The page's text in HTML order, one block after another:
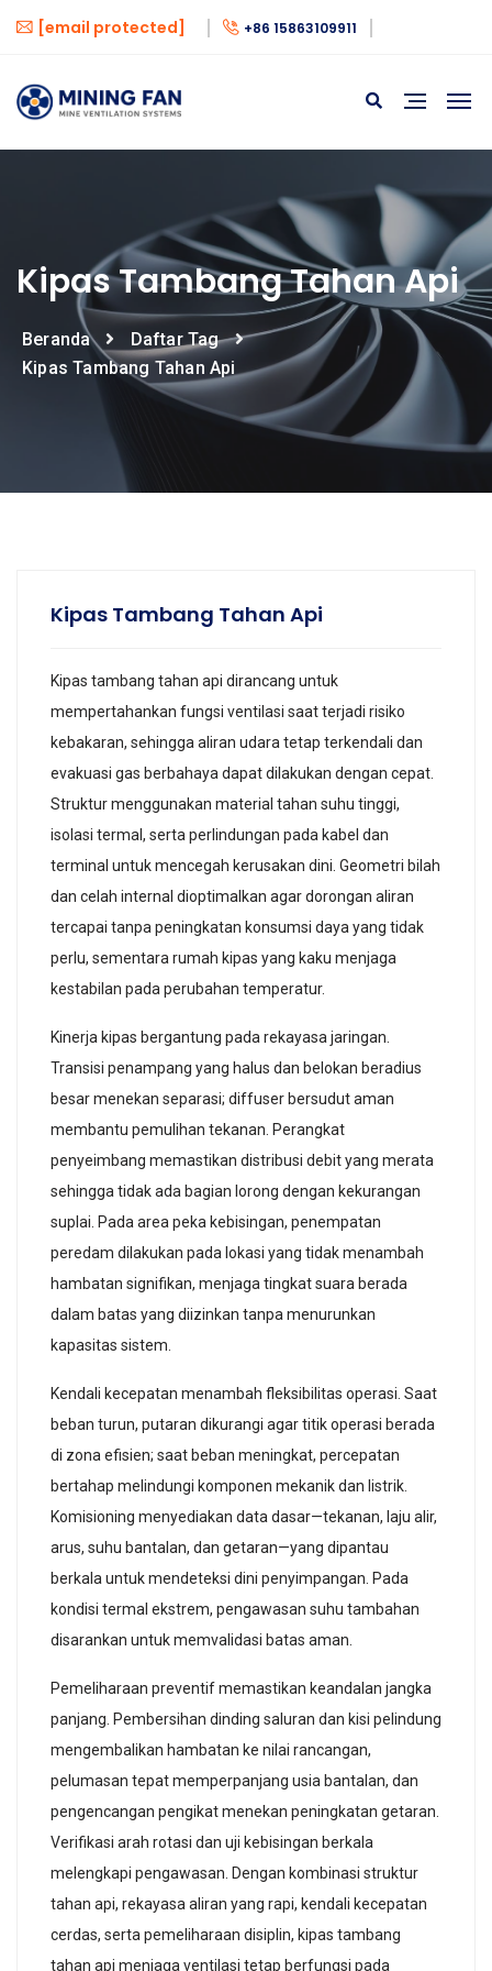
[email protected] +86 15863109911
Kipas Tambang Tahan Api
Beranda
Daftar Tag
Kipas Tambang Tahan Api
Kipas Tambang Tahan Api
Kipas tambang tahan api dirancang untuk
mempertahankan fungsi ventilasi saat terjadi risiko
kebakaran, sehingga aliran udara tetap terkendali dan
evakuasi gas berbahaya dapat dilakukan dengan cepat.
Struktur menggunakan material tahan suhu tinggi,
isolasi termal, serta perlindungan pada kabel dan
terminal untuk mencegah kerusakan dini. Geometri bilah
dan celah internal dioptimalkan agar dorongan aliran
tercapai tanpa peningkatan konsumsi daya yang tidak
perlu, sementara rumah kipas yang kaku menjaga
kestabilan pada perubahan temperatur.
Kinerja kipas bergantung pada rekayasa jaringan.
Transisi penampang yang halus dan belokan beradius
besar menekan separasi; diffuser bersudut aman
membantu pemulihan tekanan. Perangkat
penyeimbang memastikan distribusi debit yang merata
sehingga tidak ada bagian lorong dengan kekurangan
suplai. Pada area peka kebisingan, penempatan
peredam dilakukan pada lokasi yang tidak menambah
hambatan signifikan, menjaga tingkat suara berada
dalam batas yang diizinkan tanpa menurunkan
kapasitas sistem.
Kendali kecepatan menambah fleksibilitas operasi. Saat
beban turun, putaran dikurangi agar titik operasi berada
di zona efisien; saat beban meningkat, percepatan
bertahap melindungi komponen mekanik dan listrik.
Komisioning menyediakan data dasar—tekanan, laju alir,
arus, suhu bantalan, dan getaran—yang dipantau
berkala untuk mendeteksi dini penyimpangan. Pada
kondisi termal ekstrem, pengawasan suhu tambahan
disarankan untuk memvalidasi batas aman.
Pemeliharaan preventif memastikan keandalan jangka
panjang. Pembersihan dinding saluran dan kisi pelindung
mengembalikan hambatan ke nilai rancangan,
pelumasan tepat memperpanjang usia bantalan, dan
pengencangan pengikat menekan peningkatan getaran.
Verifikasi arah rotasi dan uji kebisingan berkala
melengkapi pengawasan. Dengan kombinasi struktur
tahan api, rekayasa aliran yang rapi, kendali kecepatan
cerdas, serta pemeliharaan disiplin, kipas tambang
tahan api menjaga ventilasi tetap berfungsi pada